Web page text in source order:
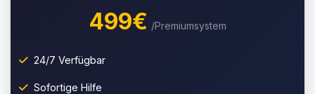
499€ /Premiumsystem
24/7 Verfügbar
Sofortige Hilfe